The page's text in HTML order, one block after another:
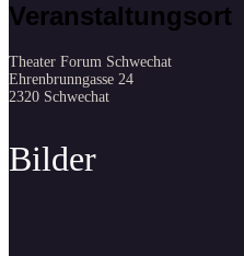
Veranstaltungsort
Theater Forum Schwechat
Ehrenbrunngasse 24
2320 Schwechat